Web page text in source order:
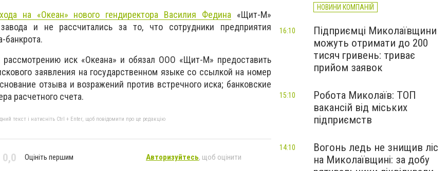
на «Океан» нового гендиректора Василия Федина «Щит-М»
и не рассчитались за то, что сотрудники предприятия
банкрота.
иск «Океана» и обязал ООО «Щит-М» предоставить
заявления на государственном языке со ссылкой на номер
отзыва и возражений против встречного иска; банковские
расчетного счета.
текст і натисніть Ctrl + Enter, щоб повідомити про це редакцію
0,0 Оцініть першим Авторизуйтесь, щоб оцінити
НОВИНИ КОМПАНІЙ
Підприємці Миколаївщини
можуть отримати до 200
тисяч гривень: триває
прийом заявок
16:10
Робота Миколаїв: ТОП
вакансій від міських
підприємств
15:10
Вогонь ледь не знищив ліс
на Миколаївщині: за добу
14:10